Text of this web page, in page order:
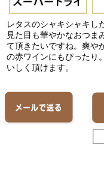
レタスのシャキシャキし
見た目も華やかなおつま
て頂きたいですね。爽や
の赤ワインにもぴったり
いしく頂けます。